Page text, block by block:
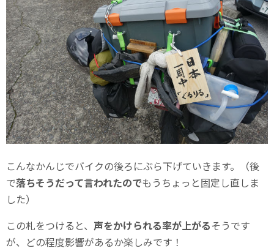
こんなかんじでバイクの後ろにぶら下げていきます。（後
で落ちそうだって言われたのでもうちょっと固定し直しま
した）
この札をつけると、 声をかけられる率が上がるそうです
が、どの程度影響があるか楽しみです！